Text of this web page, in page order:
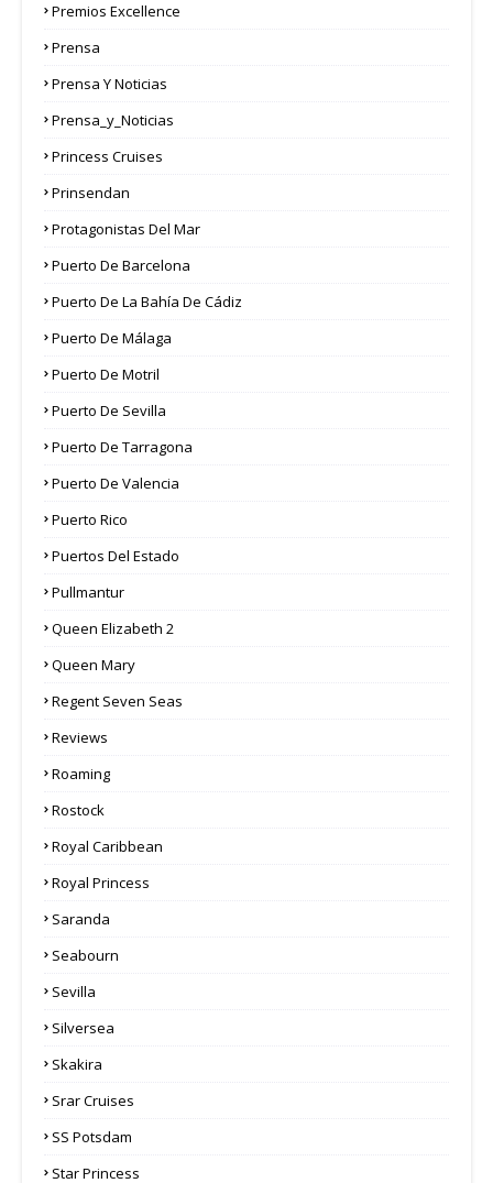
Premios Excellence
Prensa
Prensa Y Noticias
Prensa_y_Noticias
Princess Cruises
Prinsendan
Protagonistas Del Mar
Puerto De Barcelona
Puerto De La Bahía De Cádiz
Puerto De Málaga
Puerto De Motril
Puerto De Sevilla
Puerto De Tarragona
Puerto De Valencia
Puerto Rico
Puertos Del Estado
Pullmantur
Queen Elizabeth 2
Queen Mary
Regent Seven Seas
Reviews
Roaming
Rostock
Royal Caribbean
Royal Princess
Saranda
Seabourn
Sevilla
Silversea
Skakira
Srar Cruises
SS Potsdam
Star Princess